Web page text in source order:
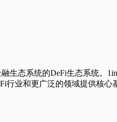
生态系统的DeFi生态系统
行业和更广泛的领域提供核心